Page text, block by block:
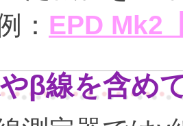
： EPD Mk2
β線を含め